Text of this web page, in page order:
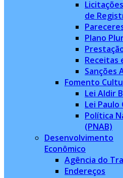
de
Plano
Receitas
Sanções
Fomento
Lei Aldir
Lei Paulo
Política
(PNAB)
Desenvolvimento
Econômico
Agência do
Endereços